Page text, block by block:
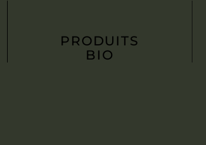
PRODUITS
BIO